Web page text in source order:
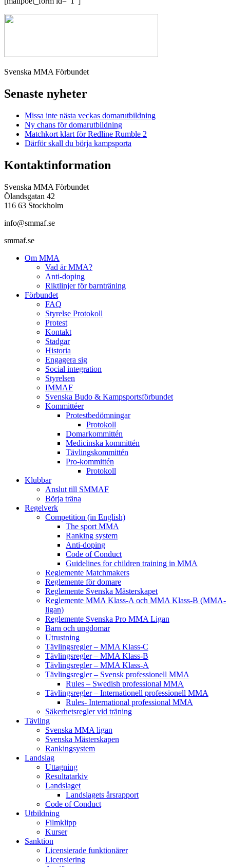
Svenska MMA Förbundet
Senaste nyheter
Missa inte nästa veckas domarutbildning
Ny chans för domarutbildning
Matchkort klart för Redline Rumble 2
Därför skall du börja kampsporta
Kontaktinformation
Svenska MMA Förbundet
Ölandsgatan 42
116 63 Stockholm
info@smmaf.se
smmaf.se
Om MMA
Vad är MMA?
Anti-doping
Riktlinjer för barnträning
Förbundet
FAQ
Styrelse Protokoll
Protest
Kontakt
Stadgar
Historia
Engagera sig
Social integration
Styrelsen
IMMAF
Svenska Budo & Kampsportsförbundet
Kommittéer
Protestbedömningar
Protokoll
Domarkommittén
Medicinska kommittén
Tävlingskommittén
Pro-kommittén
Protokoll
Klubbar
Anslut till SMMAF
Börja träna
Regelverk
Competition (in English)
The sport MMA
Ranking system
Anti-doping
Code of Conduct
Guidelines for children training in MMA
Reglemente Matchmakers
Reglemente för domare
Reglemente Svenska Mästerskapet
Reglemente MMA Klass-A och MMA Klass-B (MMA-
ligan)
Reglemente Svenska Pro MMA Ligan
Barn och ungdomar
Utrustning
Tävlingsregler – MMA Klass-C
Tävlingsregler – MMA Klass-B
Tävlingsregler – MMA Klass-A
Tävlingsregler – Svensk professionell MMA
Rules – Swedish professional MMA
Tävlingsregler – Internationell professionell MMA
Rules- International professional MMA
Säkerhetsregler vid träning
Tävling
Svenska MMA ligan
Svenska Mästerskapen
Rankingsystem
Landslag
Uttagning
Resultatarkiv
Landslaget
Landslagets årsrapport
Code of Conduct
Utbildning
Filmklipp
Kurser
Sanktion
Licensierade funktionärer
Licensiering